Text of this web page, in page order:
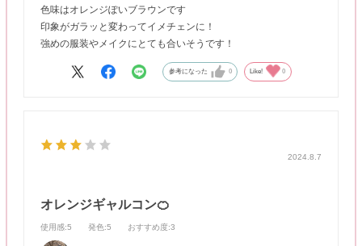
色味はオレンジぽいブラウンです
印象がガラッと変わってイメチェンに！
強めの服装やメイクにとても合いそうです！
参考になった 0 Like! 0
2024.8.7
オレンジギャルコン🍊
使用感:5 発色:5 おすすめ度:3